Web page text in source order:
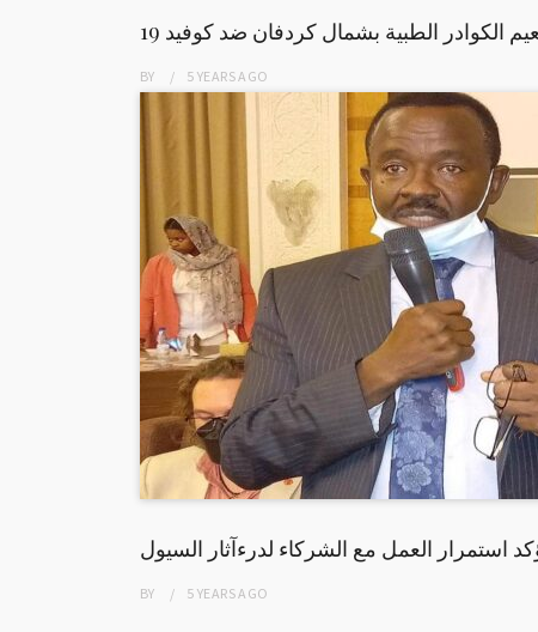
الكوادر الطبية بشمال كردفان ضد كوفيد 19
BY 5 YEARSAGO
استمرار العمل مع الشركاء لدرءآثار السيول
BY 5 YEARSAGO